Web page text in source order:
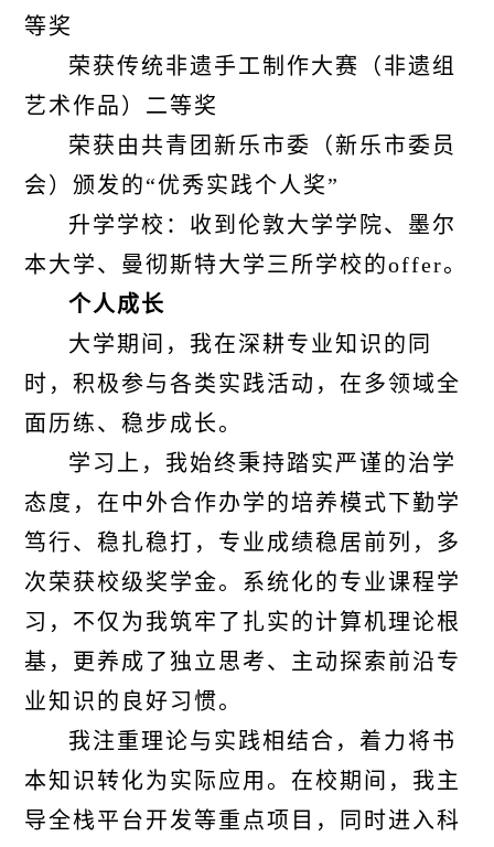
等奖
荣获传统非遗手工制作大赛（非遗组
艺术作品）二等奖
荣获由共青团新乐市委（新乐市委员
会）颁发的“优秀实践个人奖”
升学学校：收到伦敦大学学院、墨尔
本大学、曼彻斯特大学三所学校的offer。
个人成长
大学期间，我在深耕专业知识的同
时，积极参与各类实践活动，在多领域全
面历练、稳步成长。
学习上，我始终秉持踏实严谨的治学
态度，在中外合作办学的培养模式下勤学
笃行、稳扎稳打，专业成绩稳居前列，多
次荣获校级奖学金。系统化的专业课程学
习，不仅为我筑牢了扎实的计算机理论根
基，更养成了独立思考、主动探索前沿专
业知识的良好习惯。
我注重理论与实践相结合，着力将书
本知识转化为实际应用。在校期间，我主
导全栈平台开发等重点项目，同时进入科